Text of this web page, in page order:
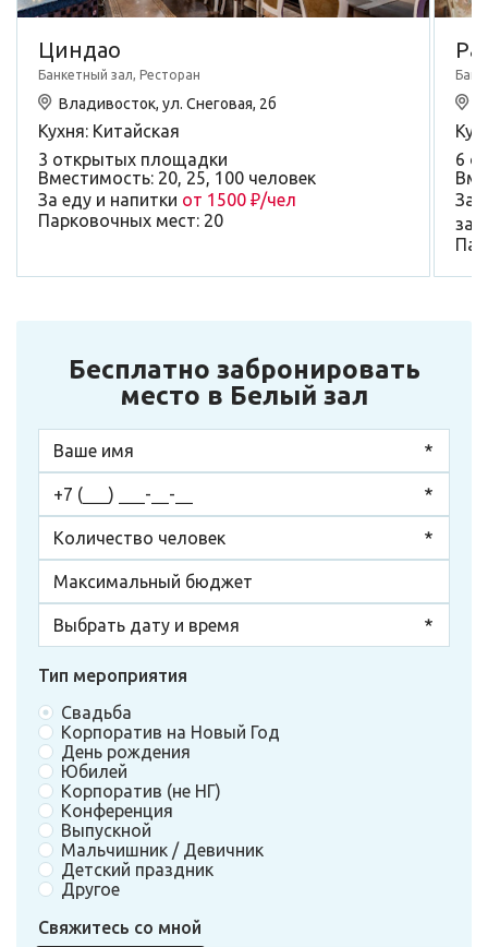
Циндао
Банкетный зал, Ресторан
Владивосток, ул. Снеговая, 2б
Кухня: Китайская
3 открытых площадки
Вместимость: 20, 25, 100 человек
За еду и напитки от 1500 ₽/чел
Парковочных мест: 20
6
За
Бесплатно забронировать
место в Белый зал
Тип мероприятия
Свадьба
Корпоратив на Новый Год
День рождения
Юбилей
Корпоратив (не НГ)
Конференция
Выпускной
Мальчишник / Девичник
Детский праздник
Другое
Свяжитесь со мной